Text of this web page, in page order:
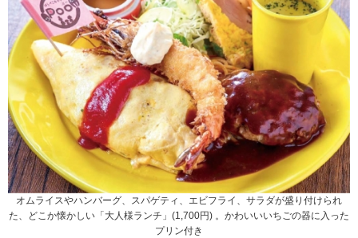
オムライスやハンバーグ、スパゲティ、エビフライ、サラダが盛り付けられ
た、どこか懐かしい「大人様ランチ」(1,700円) 。かわいいいちごの器に入った
プリン付き